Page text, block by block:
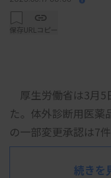
保存URLコピー
厚生労働省は3月5
た。体外診断用医薬
の一部変更承認は7件
続きを